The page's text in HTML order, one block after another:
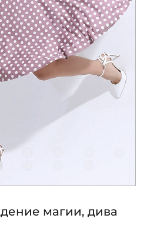
ВОПРОСЫ
магии, дива